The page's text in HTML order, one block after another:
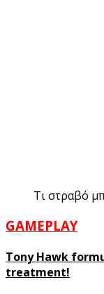
Τι στραβό
GAMEPLAY
Tony Hawk
treatment!